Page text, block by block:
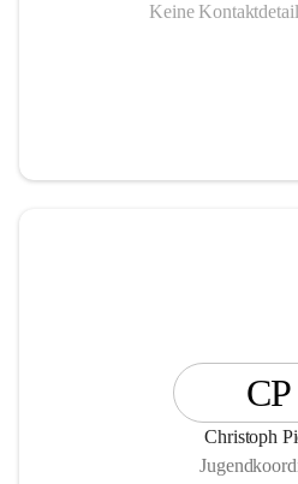
Keine
CP
Christoph